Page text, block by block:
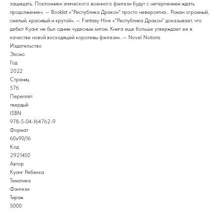
защищать. Поклонники эпического военного фэнтези будут с нетерпением ждать
продолжение». — Booklist «"Республика Дракон" просто невероятна... Роман огромный,
смелый, красивый и крутой». — Fantasy Hive «"Республика Дракон" доказывает, что
дебют Куанг не был одним чудесным хитом. Книга еще больше утверждает ее в
качестве новой восходящей королевы фэнтези». — Novel Notions
Издательство
Эксмо
Год
2022
Страниц
576
Переплёт
твердый
ISBN
978-5-04-164762-9
Формат
60x90/16
Код
2921450
Автор
Куанг Ребекка
Тематика
Фэнтези
Тираж
5000